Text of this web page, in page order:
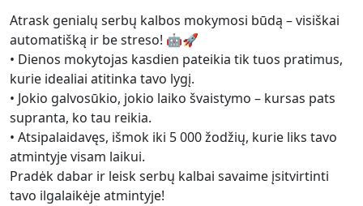
Atrask genialų serbų kalbos mokymosi būdą – visiškai
automatišką ir be streso! 🤖🚀
• Dienos mokytojas kasdien pateikia tik tuos pratimus,
kurie idealiai atitinka tavo lygį.
• Jokio galvosūkio, jokio laiko švaistymo – kursas pats
supranta, ko tau reikia.
• Atsipalaidavęs, išmok iki 5 000 žodžių, kurie liks tavo
atmintyje visam laikui.
Pradėk dabar ir leisk serbų kalbai savaime įsitvirtinti
tavo ilgalaikėje atmintyje!